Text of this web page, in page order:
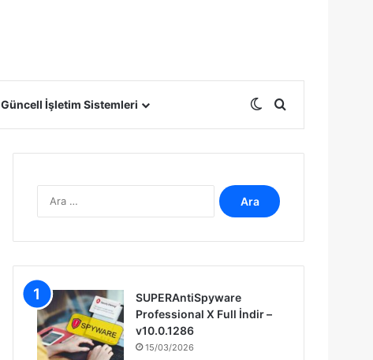
Güncell İşletim Sistemleri Dış görünümü
A
m
SUPERAntiSpyware
Professional X Full İndir –
v10.0.1286
15/03/2026